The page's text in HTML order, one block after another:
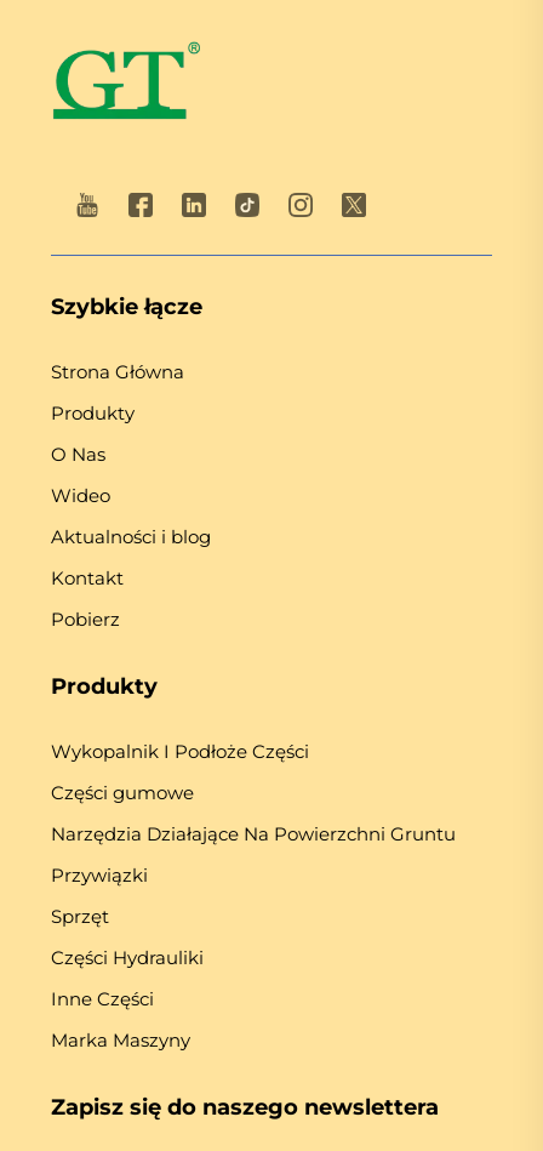
Szybkie łącze
Strona Główna
Produkty
O Nas
Wideo
Aktualności i blog
Kontakt
Pobierz
Produkty
Wykopalnik I Podłoże Części
Części gumowe
Narzędzia Działające Na Powierzchni Gruntu
Przywiązki
Sprzęt
Części Hydrauliki
Inne Części
Marka Maszyny
Zapisz się do naszego newslettera